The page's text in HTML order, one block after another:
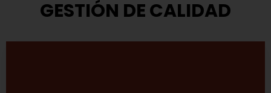
GESTIÓN DE CALIDAD